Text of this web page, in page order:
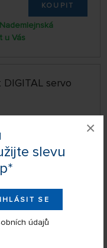
slevu
SE
údajů
×
KOUPIT
u Vás
DIGITAL servo
DOPRAVA ZDARMA